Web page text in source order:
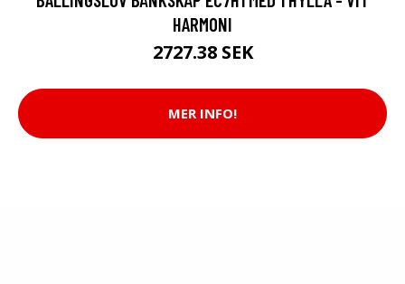
HARMONI
2727.38 SEK
MER INFO!